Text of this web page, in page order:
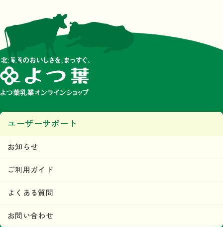
ユーザーサポート
お知らせ
ご利用ガイド
よくある質問
お問い合わせ